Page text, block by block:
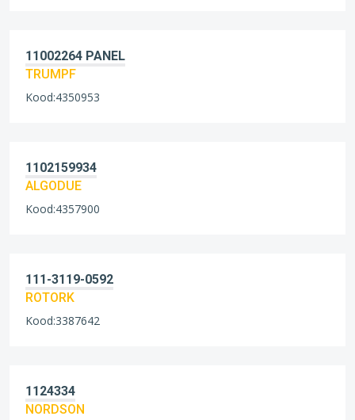
11002264 PANEL
TRUMPF
Kood:4350953
1102159934
ALGODUE
Kood:4357900
111-3119-0592
ROTORK
Kood:3387642
1124334
NORDSON